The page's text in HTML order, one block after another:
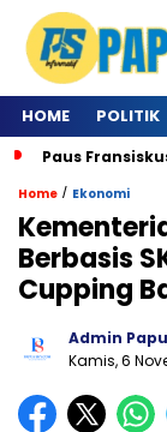
HOME POLITIK
Paus Fransiskus
Home / Ekonomi
Berbasis
Cupping
Admin
Kamis, 6